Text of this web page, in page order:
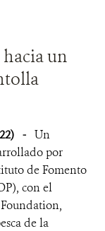
un
- Un
por
de Fomento
con el
de la